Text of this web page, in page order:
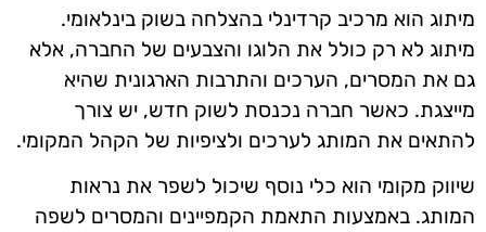
מיתוג הוא מרכיב קרדינלי בהצלחה בשוק בינלאומי.
מיתוג לא רק כולל את הלוגו והצבעים של החברה, אלא
גם את המסרים, הערכים והתרבות הארגונית שהיא
מייצגת. כאשר חברה נכנסת לשוק חדש, יש צורך
להתאים את המותג לערכים ולציפיות של הקהל המקומי.
שיווק מקומי הוא כלי נוסף שיכול לשפר את נראות
המותג. באמצעות התאמת הקמפיינים והמסרים לשפה